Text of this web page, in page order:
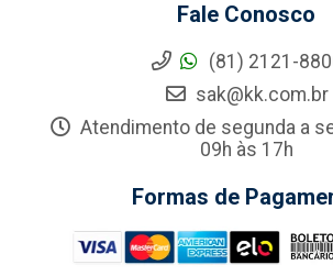
Fale Conosco
(81) 2121-
sak@kk.com.br
Atendimento de segunda a
09h às 17h
Formas de